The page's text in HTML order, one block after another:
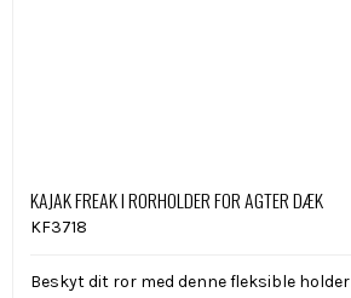
KAJAK FREAK I RORHOLDER FOR AGTER DÆK
KF3718
Beskyt dit ror med denne fleksible holder